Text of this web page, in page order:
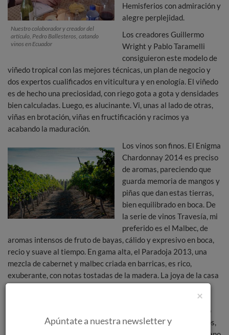
Nuestro colaborador y creador del
artículo, Pedro Ballesteros, catando
vinos en Ecuador
Hemisferios con admiración y
alegre perplejidad.
Los creadores Guillermo
Wright y Pablo Taramelli
consiguieron este modelo de
viñedo tropical con las mejores técnicas, un plan de negocio y
dos expertos cualificados en viticultura y en enología. El viñedo
es de hecho una preciosidad, con riego gota a gota y densidades
bien calculadas. Luego, es alucinante. Vi, unas al lado de otras,
viñas en brotación, viñas en fructificación y racimos ya
acabando la maduración.
Los vinos son finos. El Enigma
Chardonnay 2014 es preciso
de aromas, pareciendo que
guarda memoria de mangos y
piñas que dan estas tierras,
bien equilibrado en boca. De
la serie de vinos Travesía, mi
preferido es el Malbec, de
aromas intensos de fruto de bayas, cálido y expresivo en boca,
recio y suave al tiempo. En gama alta, el Paradoja 2013, una
mezcla de cabernet y malbec criada en barricas, es rico,
exuberante, con notas tostadas de la madera. La joya de la casa
apasamiento (concentrar las uvas por secado en frio). Es vino
intenso, todavía muy joven, que se abrirá en los próximos años,
×
Apúntate a nuestra newsletter y